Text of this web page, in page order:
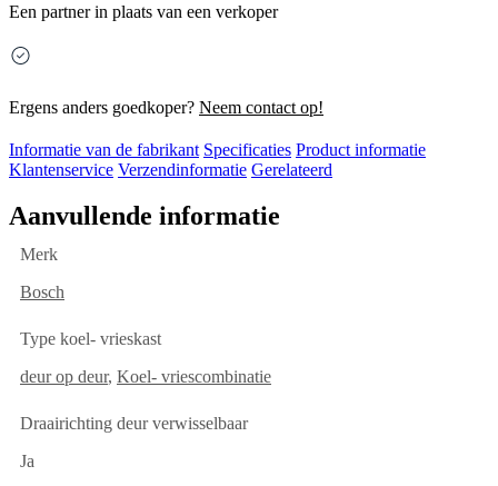
Een partner in plaats van een verkoper
Ergens anders goedkoper? Neem contact op!
Informatie van de fabrikant Specificaties Product informatie
Klantenservice Verzendinformatie Gerelateerd
Aanvullende informatie
Merk
Bosch
Type koel- vrieskast
deur op deur, Koel- vriescombinatie
Draairichting deur verwisselbaar
Ja